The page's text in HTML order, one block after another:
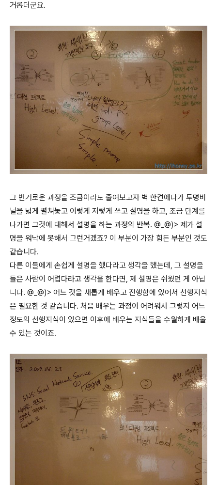
거롭더군요.
그 번거로운 과정을 조금이라도 줄여보고자 벽 한켠에다가 투명비
닐을 넓게 펼쳐놓고 이렇게 저렇게 쓰고 설명을 하고, 조금 단계를
나가면 그것에 대해서 설명을 하는 과정의 반복. @_@)> 제가 설
명을 워낙에 못해서 그런거겠죠? 이 부분이 가장 힘든 부분인 것도
같습니다.
다른 이들에게 손쉽게 설명을 했다라고 생각을 했는데, 그 설명을
들은 사람이 어렵다라고 생각을 한다면, 제 설명은 쉬웠던 게 아닙
니다. @_@)> 어느 것을 새롭게 배우고 진행함에 있어서 선행지식
은 필요한 것 같습니다. 처음 배우는 과정이 어려워서 그렇지 어느
정도의 선행지식이 있으면 이후에 배우는 지식들을 수월하게 배울
수 있는 것이죠.